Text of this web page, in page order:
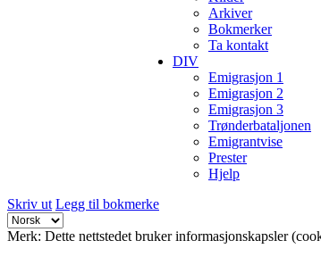
Arkiver
Bokmerker
Ta kontakt
DIV
Emigrasjon 1
Emigrasjon 2
Emigrasjon 3
Trønderbataljonen
Emigrantvise
Prester
Hjelp
Skriv ut Legg til bokmerke
Merk: Dette nettstedet bruker informasjonskapsler